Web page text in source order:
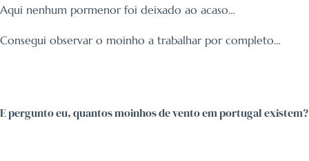
Aqui nenhum pormenor foi deixado ao acaso…
Consegui observar o moinho a trabalhar por completo…
E pergunto eu, quantos moinhos de vento em portugal existem?